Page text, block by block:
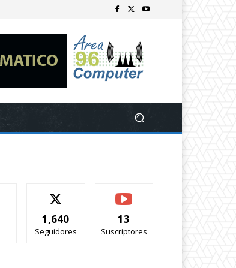
1,640
Seguidores
13
Suscriptores